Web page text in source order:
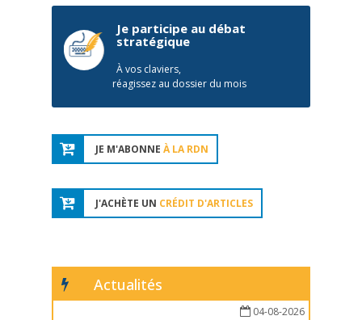
Je participe au débat
stratégique
À vos claviers,
réagissez au dossier du mois
JE M'ABONNE À LA RDN
J'ACHÈTE UN CRÉDIT D'ARTICLES
Actualités
04-08-2026